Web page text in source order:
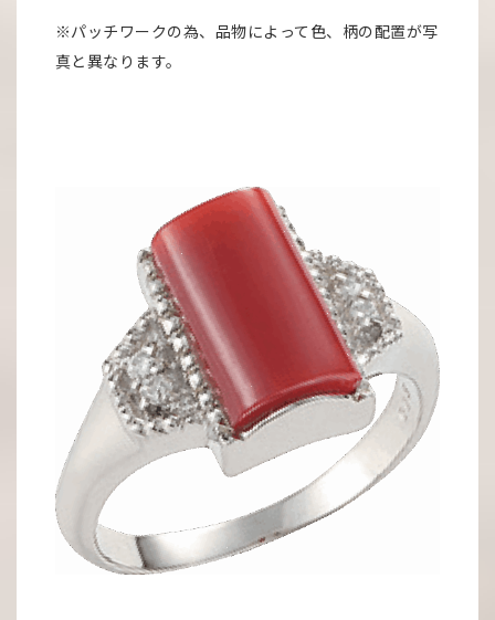
※パッチワークの為、品物によって色、柄の配置が写
真と異なります。